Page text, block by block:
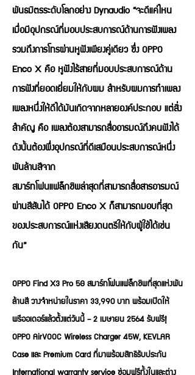
พันธมิตรระดับโลกอย่าง Dynaudio “จะดีแค่ไหน
เมื่อมีอุปกรณ์ที่มอบประสบการณ์ด้านการฟังเพลง
รวมถึงการโทรผ่านหูฟังเพียงคู่เดียว ซึ่ง OPPO
Enco X คือ หูฟังไร้สายที่มอบประสบการณ์ด้าน
การฟังที่ยอดเยี่ยมให้กับผม สำหรับผมการทำเพลง
เพลงหนึ่งให้ดีได้มันเกิดจากหลายองค์ประกอบ แต่สิ่ง
สำคัญ คือ เพลงต้องสามารถสื่ออารมณ์ถึงคนฟังได้
ดังนั้นต้องพึ่งอุปกรณ์ที่ดีเสมือนประสบการณ์หนึ่ง
พันล้านสีจาก
สมาร์ทโฟนแฟล็กชิพล่าสุดที่สามารถสื่อสารอารมณ์
ผ่านสีสันได้ OPPO Enco X ก็สามารถมอบที่สุด
ของประสบการณ์แห่งเสียงดนตรีให้กับผู้ใช้ได้เช่น
กัน”
OPPO Find X3 Pro 5G สมาร์ทโฟนแฟล็กชิพที่สุดแห่งพัน
ล้านสี วางจำหน่ายในราคา 33,990 บาท พร้อมเปิดให้
พรีออเดอร์แล้วตั้งแต่วันนี้ – 2 เมษายน 2564 รับฟรี!
OPPO AirVOOC Wireless Charger 45W, KEVLAR
Case และ Premium Card ที่มาพร้อมสิทธิรับประกัน
International warranty service ซ่อมฟรีทั้งในและต่าง